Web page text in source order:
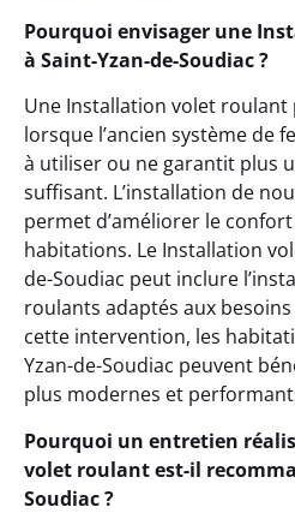
Pourquoi envisager une
à Saint-Yzan-de-Soudiac ?
Une Installation volet roulant
lorsque l’ancien système de
à utiliser ou ne garantit plus
suffisant. L’installation de
permet d’améliorer le
habitations. Le Installation
de-Soudiac peut inclure
roulants adaptés aux
cette intervention, les
Yzan-de-Soudiac peuvent
plus modernes et
Pourquoi un entretien
volet roulant est-il
Soudiac ?